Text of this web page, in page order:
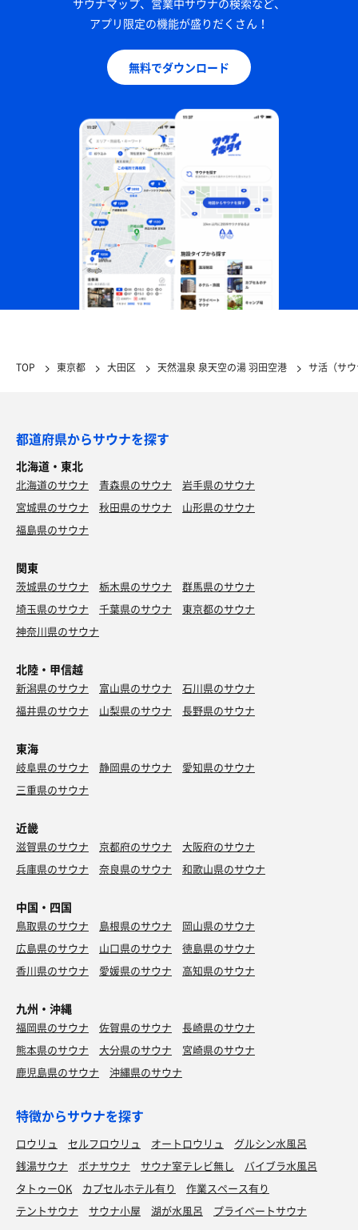
サウナマップ、営業中サウナの検索など、
アプリ限定の機能が盛りだくさん！
無料でダウンロード
TOP 東京都 大田区 天然温泉 泉天空の湯 羽田空港 サ活（サ
都道府県からサウナを探す
北海道・東北
北海道のサウナ 青森県のサウナ
岩手県のサウナ
宮城県のサウナ
秋田県のサウナ
山形県のサウナ
福島県のサウナ
関東
茨城県のサウナ 栃木県のサウナ
群馬県のサウナ
埼玉県のサウナ
千葉県のサウナ
東京都のサウナ
神奈川県のサウナ
北陸・甲信越
新潟県のサウナ 富山県のサウナ
石川県のサウナ
福井県のサウナ
山梨県のサウナ 長野県のサウナ
東海
岐阜県のサウナ 静岡県のサウナ
愛知県のサウナ
三重県のサウナ
近畿
滋賀県のサウナ 京都府のサウナ
大阪府のサウナ
兵庫県のサウナ
奈良県のサウナ 和歌山県のサウナ
中国・四国
鳥取県のサウナ 島根県のサウナ
岡山県のサウナ
広島県のサウナ
山口県のサウナ
徳島県のサウナ
香川県のサウナ
愛媛県のサウナ 高知県のサウナ
九州・沖縄
福岡県のサウナ 佐賀県のサウナ
長崎県のサウナ
熊本県のサウナ
大分県のサウナ
宮崎県のサウナ
鹿児島県のサウナ
沖縄県のサウナ
特徴からサウナを探す
ロウリュ セルフロウリュ オートロウリュ
グルシン水風呂
銭湯サウナ
ボナサウナ サウナ室テレビ無し
バイブラ水風呂
タトゥーOK
カプセルホテル有り
作業スペース有り
テントサウナ
サウナ小屋 湖が水風呂 プライベートサウナ